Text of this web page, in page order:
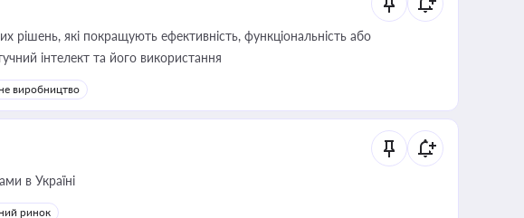
рішень, які покращують ефективність, функціональність або
інтелект та його використання
виробництво
в Україні
ринок